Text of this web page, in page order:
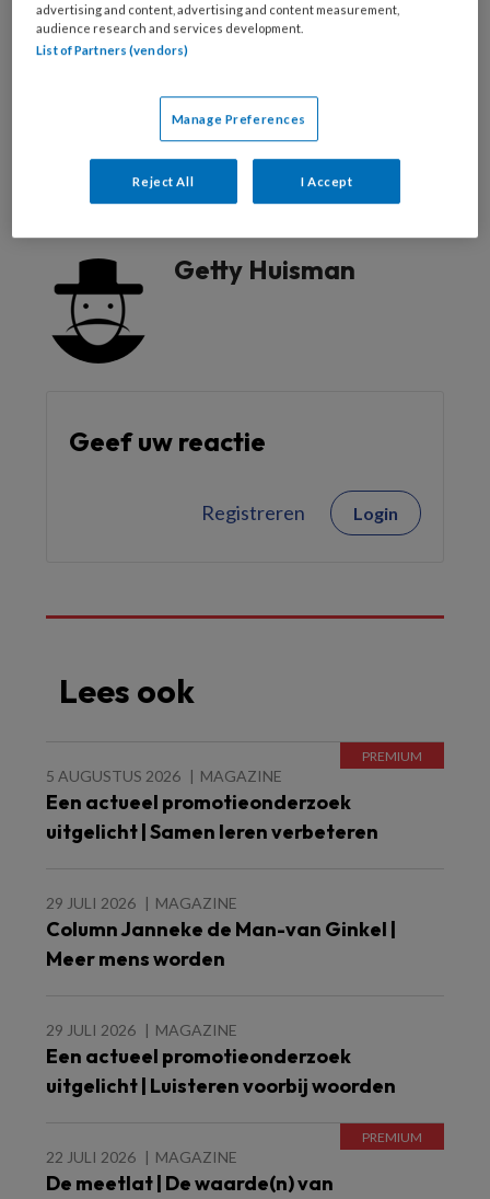
Al abonnee?Log dan in
Reageer op dit artikel
kwaliteit van zorg persoonsgerichte zorg
Getty Huisman
Geef uw reactie
Registreren Login
Lees ook
5 AUGUSTUS 2026 MAGAZINE
Een actueel promotieonderzoek
uitgelicht | Samen leren verbeteren
29 JULI 2026 MAGAZINE
Column Janneke de Man-van Ginkel |
Meer mens worden
29 JULI 2026 MAGAZINE
Een actueel promotieonderzoek
uitgelicht | Luisteren voorbij woorden
22 JULI 2026 MAGAZINE
De meetlat | De waarde(n) van
advertising and content, advertising and content measurement,
audience research and services development.
List of Partners (vendors)
Manage Preferences
Reject All I Accept